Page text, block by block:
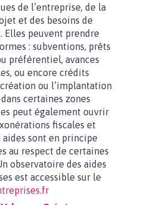
de l’entreprise, de la
et des besoins de
Elles peuvent prendre
: subventions, prêts
préférentiel, avances
ou encore crédits
création ou l’implantation
certaines zones
peut également ouvrir
fiscales et
aides sont en principe
au respect de certaines
observatoire des aides
est accessible sur le